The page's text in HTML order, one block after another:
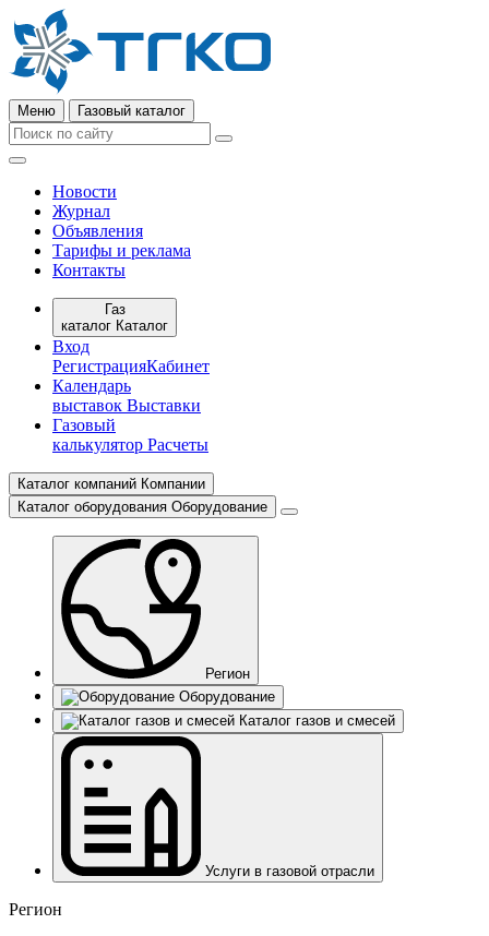
Меню Газовый каталог
Новости
Журнал
Объявления
Тарифы и реклама
Контакты
Газ
каталог Каталог
Вход
РегистрацияКабинет
Календарь
выставок Выставки
Газовый
калькулятор Расчеты
Каталог компаний Компании
Каталог оборудования Оборудование
Регион
Оборудование
Каталог газов и смесей
Услуги в газовой отрасли
Регион